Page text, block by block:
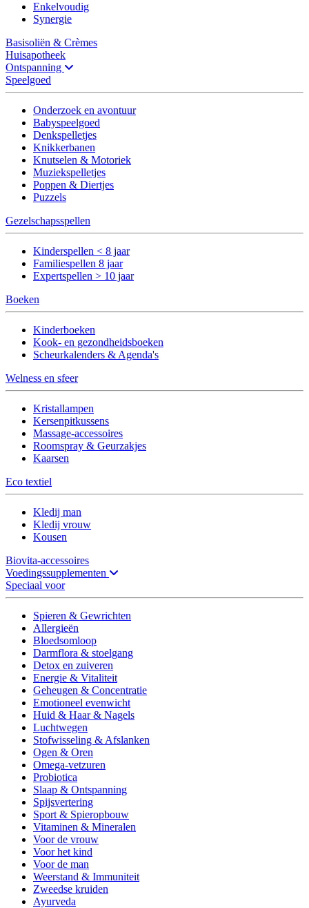
Enkelvoudig
Synergie
Basisoliën & Crèmes
Huisapotheek
Ontspanning
Speelgoed
Onderzoek en avontuur
Babyspeelgoed
Denkspelletjes
Knikkerbanen
Knutselen & Motoriek
Muziekspelletjes
Poppen & Diertjes
Puzzels
Gezelschapsspellen
Kinderspellen < 8 jaar
Familiespellen 8 jaar
Expertspellen > 10 jaar
Boeken
Kinderboeken
Kook- en gezondheidsboeken
Scheurkalenders & Agenda's
Welness en sfeer
Kristallampen
Kersenpitkussens
Massage-accessoires
Roomspray & Geurzakjes
Kaarsen
Eco textiel
Kledij man
Kledij vrouw
Kousen
Biovita-accessoires
Voedingssupplementen
Speciaal voor
Spieren & Gewrichten
Allergieën
Bloedsomloop
Darmflora & stoelgang
Detox en zuiveren
Energie & Vitaliteit
Geheugen & Concentratie
Emotioneel evenwicht
Huid & Haar & Nagels
Luchtwegen
Stofwisseling & Afslanken
Ogen & Oren
Omega-vetzuren
Probiotica
Slaap & Ontspanning
Spijsvertering
Sport & Spieropbouw
Vitaminen & Mineralen
Voor de vrouw
Voor het kind
Voor de man
Weerstand & Immuniteit
Zweedse kruiden
Ayurveda